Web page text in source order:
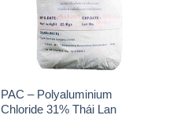
PAC – Polyaluminium
Chloride 31% Thái Lan